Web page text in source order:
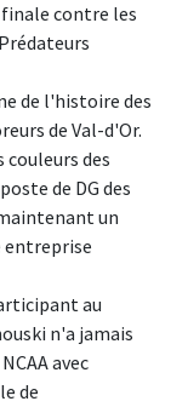
finale contre les
de l'histoire des
de Val-d'Or.
des
de DG des
un
entreprise
au
n'a jamais
avec
de